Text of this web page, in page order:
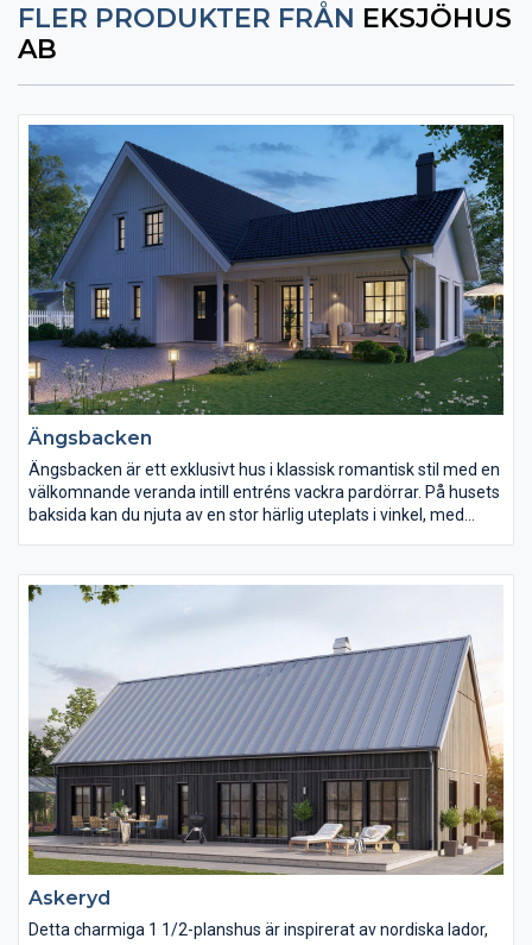
FLER PRODUKTER FRÅN EKSJÖHUS
AB
Ängsbacken
Ängsbacken är ett exklusivt hus i klassisk romantisk stil med en
välkomnande veranda intill entréns vackra pardörrar. På husets
baksida kan du njuta av en stor härlig uteplats i vinkel, med
överblick av vad som händer i flera av husets rum. Köket är
hemmets hjärta som med generösa ytor och stort ljusinsläpp
allrum med stora takfönster, tre sovrum samt ett ljust och väl
tilltaget badrum.
Askeryd
Detta charmiga 1 1/2-planshus är inspirerat av nordiska lador,